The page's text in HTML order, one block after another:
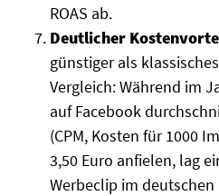
ROAS ab.
Deutlicher
günstiger als
Vergleich: Während im
auf Facebook
(CPM, Kosten für 1000
3,50 Euro anfielen, lag
Werbeclip im deutschen